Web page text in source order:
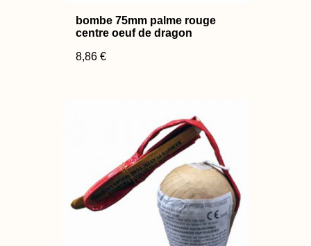
bombe 75mm palme rouge
centre oeuf de dragon
8,86 €